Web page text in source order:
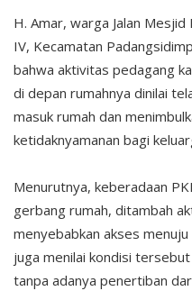
H. Amar, warga Jalan
IV, Kecamatan
bahwa aktivitas pedagang
di depan rumahnya dinilai
masuk rumah dan
ketidaknyamanan bagi
Menurutnya, keberadaan
gerbang rumah, ditambah
menyebabkan akses
juga menilai kondisi
tanpa adanya penertiban